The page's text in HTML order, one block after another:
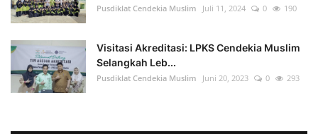
Pusdiklat Cendekia Muslim Juli 11, 2024 0 190
Visitasi Akreditasi: LPKS Cendekia Muslim
Selangkah Leb...
Pusdiklat Cendekia Muslim Juni 20, 2023 0 293